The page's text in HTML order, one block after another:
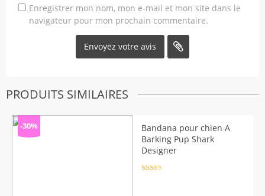
Enregistrer mon nom, mon e-mail et mon site dans le
navigateur pour mon prochain commentaire.
PRODUITS SIMILAIRES
-30%
Bandana pour chien A
Barking Pup Shark
Designer